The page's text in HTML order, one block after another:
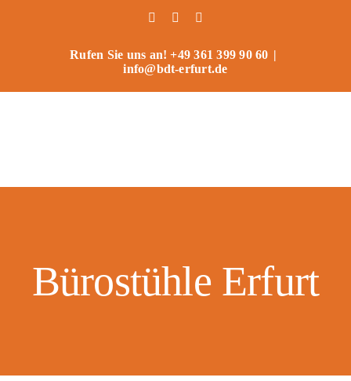
FacebookInstagram
Rufen Sie uns an! +49 361 399 90 60 |
info@bdt-erfurt.de
Bürostühle Erfurt